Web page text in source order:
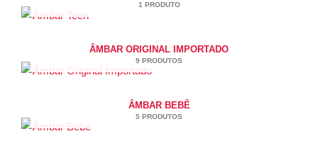
1 PRODUTO
ÂMBAR ORIGINAL IMPORTADO
9 PRODUTOS
ÂMBAR BEBÊ
5 PRODUTOS